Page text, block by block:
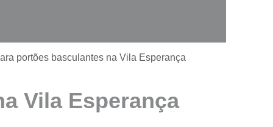
Automatização de Portão de Garagem
Automatização de Portão Residencial
portões basculantes na Vila Esperança
Vila Esperança